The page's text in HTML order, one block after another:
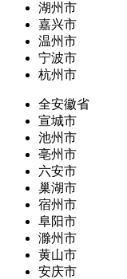
湖州市
嘉兴市
温州市
宁波市
杭州市
全安徽省
宣城市
池州市
亳州市
六安市
巢湖市
宿州市
阜阳市
滁州市
黄山市
安庆市